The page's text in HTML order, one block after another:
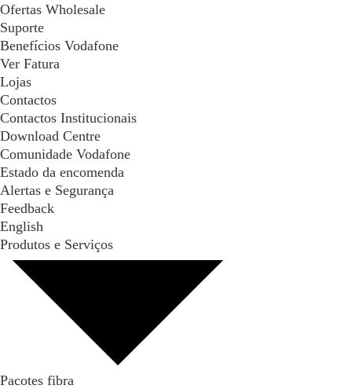
Ofertas Wholesale
Suporte
Benefícios Vodafone
Ver Fatura
Lojas
Contactos
Contactos Institucionais
Download Centre
Comunidade Vodafone
Estado da encomenda
Alertas e Segurança
Feedback
English
Produtos e Serviços
Pacotes fibra